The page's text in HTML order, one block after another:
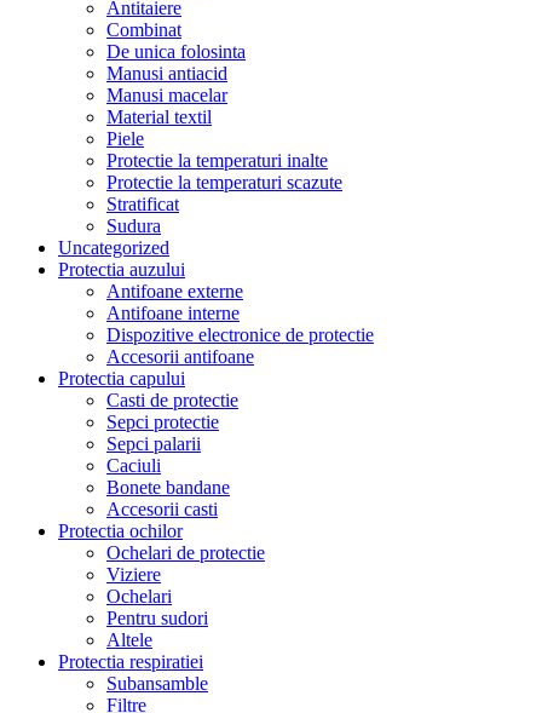
Antitaiere
Combinat
De unica folosinta
Manusi antiacid
Manusi macelar
Material textil
Piele
Protectie la temperaturi inalte
Protectie la temperaturi scazute
Stratificat
Sudura
Uncategorized
Protectia auzului
Antifoane externe
Antifoane interne
Dispozitive electronice de protectie
Accesorii antifoane
Protectia capului
Casti de protectie
Sepci protectie
Sepci palarii
Caciuli
Bonete bandane
Accesorii casti
Protectia ochilor
Ochelari de protectie
Viziere
Ochelari
Pentru sudori
Altele
Protectia respiratiei
Subansamble
Filtre